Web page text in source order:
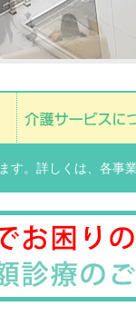
。詳しくは、各事